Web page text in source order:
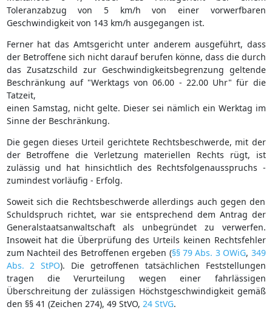
Toleranzabzug von 5 km/h von einer vorwerfbaren
Geschwindigkeit von 143 km/h ausgegangen ist.
Ferner hat das Amtsgericht unter anderem ausgeführt, dass
der Betroffene sich nicht darauf berufen könne, dass die durch
das Zusatzschild zur Geschwindigkeitsbegrenzung geltende
Beschränkung auf "Werktags von 06.00 - 22.00 Uhr" für die
Tatzeit,
einen Samstag, nicht gelte. Dieser sei nämlich ein Werktag im
Sinne der Beschränkung.
Die gegen dieses Urteil gerichtete Rechtsbeschwerde, mit der
der Betroffene die Verletzung materiellen Rechts rügt, ist
zulässig und hat hinsichtlich des Rechtsfolgenausspruchs -
zumindest vorläufig - Erfolg.
Soweit sich die Rechtsbeschwerde allerdings auch gegen den
Schuldspruch richtet, war sie entsprechend dem Antrag der
Generalstaatsanwaltschaft als unbegründet zu verwerfen.
Insoweit hat die Überprüfung des Urteils keinen Rechtsfehler
zum Nachteil des Betroffenen ergeben (§§ 79 Abs. 3 OWiG, 349
Abs. 2 StPO). Die getroffenen tatsächlichen Feststellungen
tragen die Verurteilung wegen einer fahrlässigen
Überschreitung der zulässigen Höchstgeschwindigkeit gemäß
den §§ 41 (Zeichen 274), 49 StVO, 24 StVG.